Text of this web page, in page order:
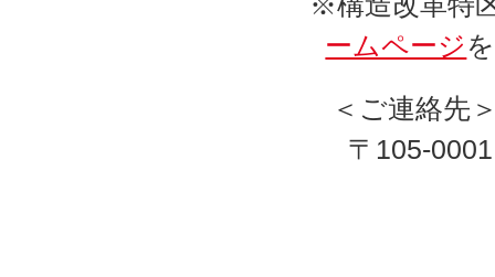
ームページ
＜ご連絡先
〒105-